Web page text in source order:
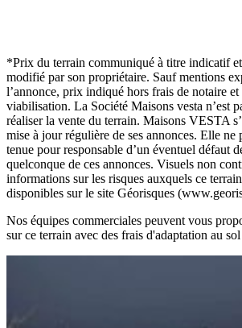
*Prix du terrain communiqué à titre indicatif et
modifié par son propriétaire. Sauf mentions
l’annonce, prix indiqué hors frais de notaire et
viabilisation. La Société Maisons vesta n’est
réaliser la vente du terrain. Maisons VESTA
mise à jour régulière de ses annonces. Elle ne
tenue pour responsable d’un éventuel défaut
quelconque de ces annonces. Visuels non
informations sur les risques auxquels ce
disponibles sur le site Géorisques
Nos équipes commerciales peuvent vous
sur ce terrain avec des frais d'adaptation au